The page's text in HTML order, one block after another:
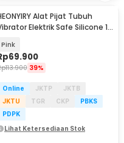
Alat Pijat Tubuh
Elektrik Safe Silicone 10
Pink
69.900
113.900 39%
Online JKTP
JKTB
JKTU
TGR CKP
PBKS
PDPK
Lihat Ketersediaan Stok